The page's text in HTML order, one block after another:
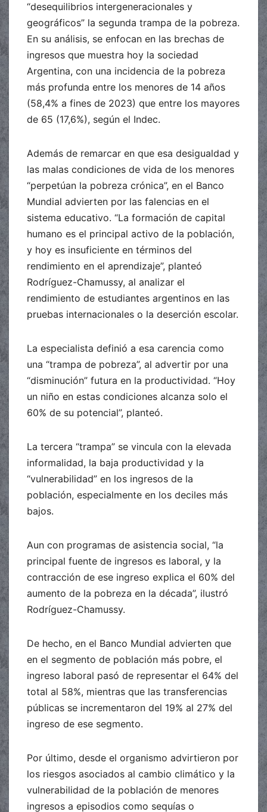
“desequilibrios intergeneracionales y
geográficos” la segunda trampa de la pobreza.
En su análisis, se enfocan en las brechas de
ingresos que muestra hoy la sociedad
Argentina, con una incidencia de la pobreza
más profunda entre los menores de 14 años
(58,4% a fines de 2023) que entre los mayores
de 65 (17,6%), según el Indec.
Además de remarcar en que esa desigualdad y
las malas condiciones de vida de los menores
“perpetúan la pobreza crónica”, en el Banco
Mundial advierten por las falencias en el
sistema educativo. “La formación de capital
humano es el principal activo de la población,
y hoy es insuficiente en términos del
rendimiento en el aprendizaje”, planteó
Rodríguez-Chamussy, al analizar el
rendimiento de estudiantes argentinos en las
pruebas internacionales o la deserción escolar.
La especialista definió a esa carencia como
una “trampa de pobreza”, al advertir por una
“disminución” futura en la productividad. “Hoy
un niño en estas condiciones alcanza solo el
60% de su potencial”, planteó.
La tercera “trampa” se vincula con la elevada
informalidad, la baja productividad y la
“vulnerabilidad” en los ingresos de la
población, especialmente en los deciles más
bajos.
Aun con programas de asistencia social, “la
principal fuente de ingresos es laboral, y la
contracción de ese ingreso explica el 60% del
aumento de la pobreza en la década”, ilustró
Rodríguez-Chamussy.
De hecho, en el Banco Mundial advierten que
en el segmento de población más pobre, el
ingreso laboral pasó de representar el 64% del
total al 58%, mientras que las transferencias
públicas se incrementaron del 19% al 27% del
ingreso de ese segmento.
Por último, desde el organismo advirtieron por
los riesgos asociados al cambio climático y la
vulnerabilidad de la población de menores
ingresos a episodios como sequías o